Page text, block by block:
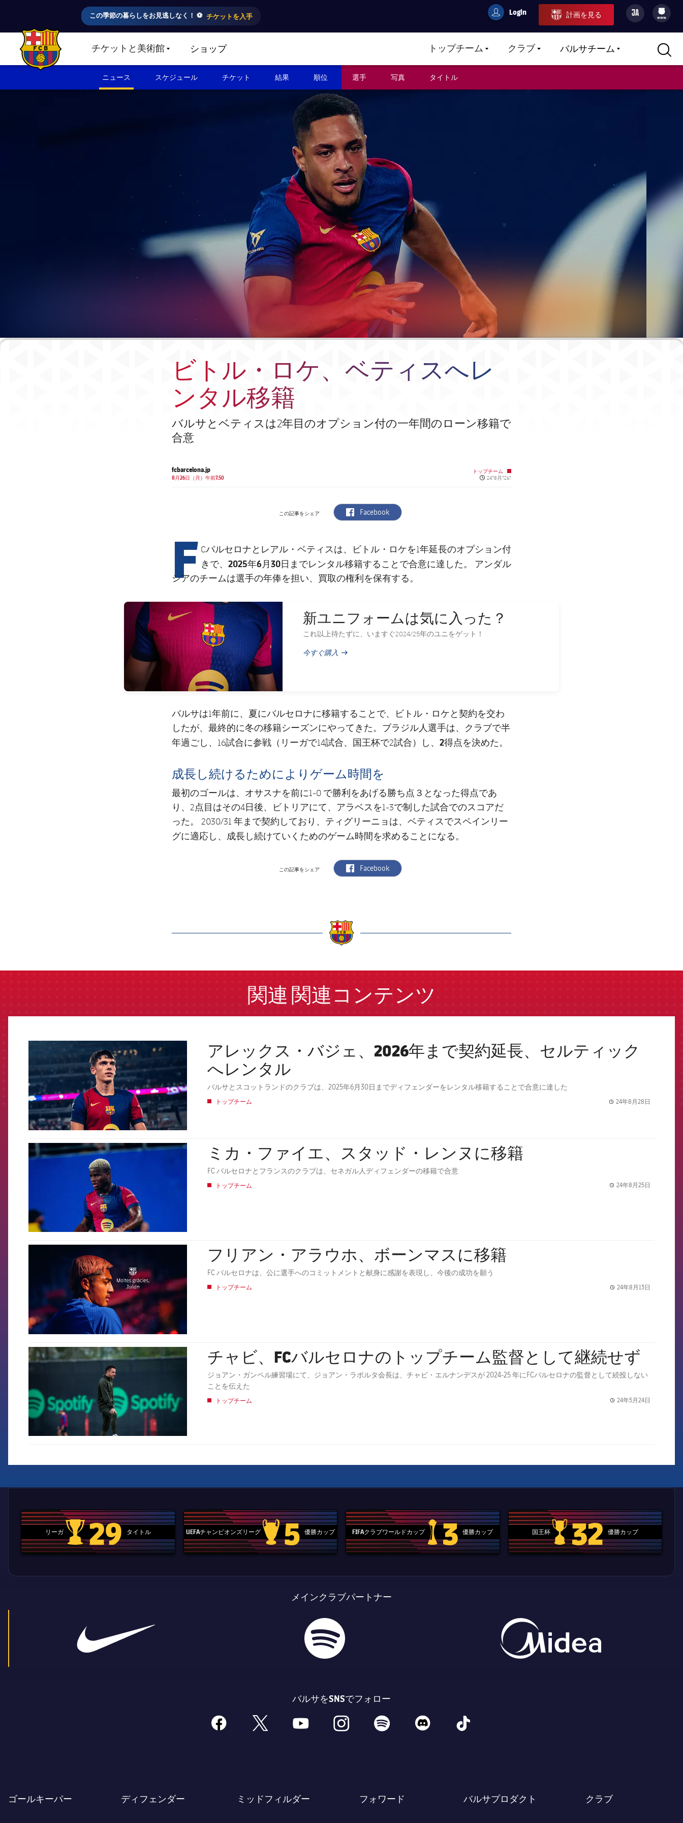
この季節の暮らしをお見逃しなく！ ⚽️ チケットを入手 userCulers
Login 計画を見る JA
filled-badge
www
FC Barcelona club badge チケットと美術館LABEL.SHARE.CARETDOWNショップ トップチームLABEL.ARIA.CARETDOWN
クラブLABEL.ARIA.CARETDOWN
バルサチームLABEL.ARIA.CARETDOWN
ニュース スケジュール チケット 結果 順位 選手 写真 タイトル
ビトル・ロケ、ベティスへレ
ンタル移籍
バルサとベティスは2年目のオプション付の一年間のローン移籍で
合意
fcbarcelona.jp
8月26日（月）午前7.50
トップチーム
Published news
24?8月?26?
この記事をシェア label.aria.facebook
Facebook
F Cバルセロナと レアル・ベティスは、 ビトル・ロケを1年延長のオプション付
きで、 2025年6月30日までレンタル移籍することで合意に達した。 アンダル
シアのチームは選手の年俸を担い、買取の権利を保有する。
FC Barcelona club badge
新ユニフォームは気に入った？
これ以上待たずに、いますぐ2024/25年のユニをゲット！
今すぐ購入
PUBLISHED NEWS
バルサは1年前に、夏にバルセロナに移籍することで、ビトル・ロケと契約を交わ
したが、最終的に冬の移籍シーズンにやってきた。ブラジル人選手は、クラブで半
年過ごし、16試合に参戦（リーガで14試合、国王杯で2試合）し、 2得点を決めた。
成長し続けるためによりゲーム時間を
最初のゴールは、オサスナを前に1-0 で勝利をあげる勝ち点３となった得点であ
り、2点目はその4日後、ビトリアにて、アラベスを1-3で制した試合でのスコアだ
った。 2030/31 年まで契約しており、ティグリーニョは、ベティスでスペインリー
グに適応し、成長し続けていくためのゲーム時間を求めることになる。
この記事をシェア label.aria.facebook
Facebook
関連 関連コンテンツ
FCB Barcelona badge
アレックス・バジェ、2026年まで契約延長、セルティック
へレンタル
バルサとスコットランドのクラブは、2025年6月30日までディフェンダーをレンタル移籍することで合意に達した
トップチーム 24年8月28日
FCB Barcelona badge ミカ・ファイエ、スタッド・レンヌに移籍
FC バルセロナとフランスのクラブは、セネガル人ディフェンダーの移籍で合意
トップチーム 24年8月25日
フリアン・アラウホ、ボーンマスに移籍
FC バルセロナは、公に選手へのコミットメントと献身に感謝を表現し、今後の成功を願う
トップチーム 24年8月13日
FCB Barcelona badge チャビ、FCバルセロナのトップチーム監督として継続せず
ジョアン・ガンペル練習場にて、ジョアン・ラポルタ会長は、チャビ・エルナンデスが 2024-25 年にFCバルセロナの監督として続投しない
ことを伝えた
トップチーム 24年5月24日
リーガ
La Liga trophy
29 タイトル UEFAチャンピオンズリーグ
Champions League trophy
5 優勝カップ FIFAクラブワールドカップ
label.aria.clubworldcup
3 優勝カップ 国王杯
国王杯
32 優勝カップ
メインクラブパートナー
バルサをSNSでフォロー
facebook x youtube instagram spotify discord tiktok
ゴールキーパー ディフェンダー ミッドフィルダー フォワード バルサプロダクト クラブ